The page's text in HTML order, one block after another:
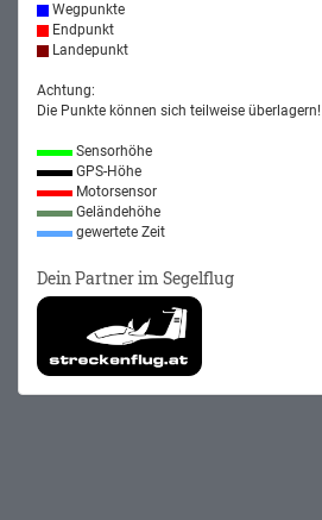
Wegpunkte
Endpunkt
Landepunkt
Achtung:
Die Punkte können sich teilweise überlagern!
Sensorhöhe
GPS-Höhe
Motorsensor
Geländehöhe
gewertete Zeit
Dein Partner im Segelflug